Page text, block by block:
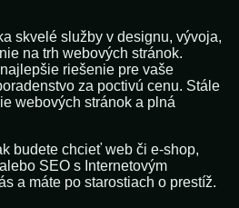
skvelé služby v designu, vývoja,
na trh webových stránok.
riešenie pre vaše
za poctivú cenu. Stále
webových stránok a plná
budete chcieť web či e-shop,
SEO s Internetovým
a máte po starostiach o prestíž.